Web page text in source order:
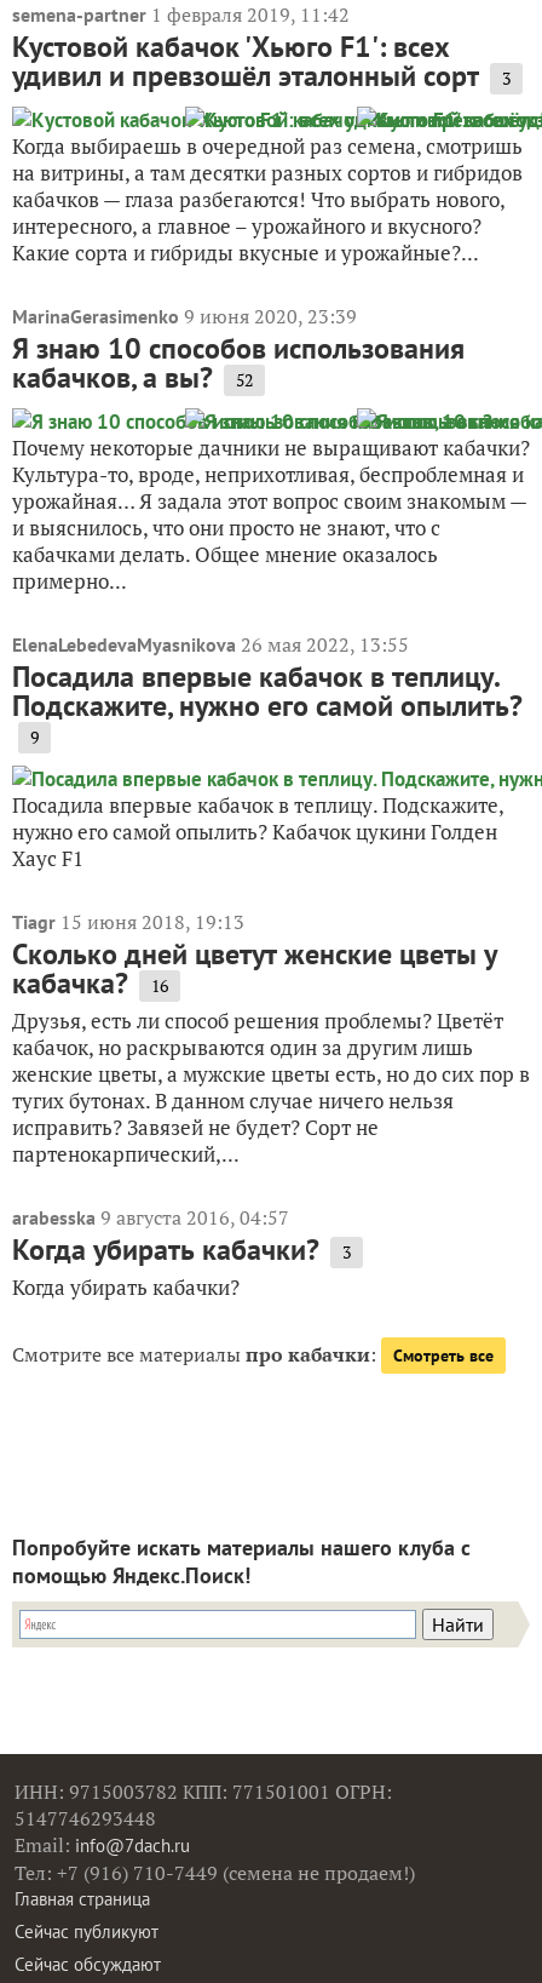
semena-partner 1 февраля 2019, 11:42
Кустовой кабачок 'Хьюго F1': всех
удивил и превзошёл эталонный сорт 3
Когда выбираешь в очередной раз семена, смотришь
на витрины, а там десятки разных сортов и гибридов
кабачков — глаза разбегаются! Что выбрать нового,
интересного, а главное – урожайного и вкусного?
Какие сорта и гибриды вкусные и урожайные?...
MarinaGerasimenko 9 июня 2020, 23:39
Я знаю 10 способов использования
кабачков, а вы? 52
Почему некоторые дачники не выращивают кабачки?
Культура-то, вроде, неприхотливая, беспроблемная и
урожайная… Я задала этот вопрос своим знакомым —
и выяснилось, что они просто не знают, что с
кабачками делать. Общее мнение оказалось
примерно...
ElenaLebedevaMyasnikova 26 мая 2022, 13:55
Посадила впервые кабачок в теплицу.
Подскажите, нужно его самой опылить?
9
Посадила впервые кабачок в теплицу. Подскажите,
нужно его самой опылить? Кабачок цукини Голден
Хаус F1
Tiagr 15 июня 2018, 19:13
Сколько дней цветут женские цветы у
кабачка? 16
Друзья, есть ли способ решения проблемы? Цветёт
кабачок, но раскрываются один за другим лишь
женские цветы, а мужские цветы есть, но до сих пор в
тугих бутонах. В данном случае ничего нельзя
исправить? Завязей не будет? Сорт не
партенокарпический,...
arabesska 9 августа 2016, 04:57
Когда убирать кабачки? 3
Когда убирать кабачки?
Смотрите все материалыпро кабачки: Смотреть все
Попробуйте искать материалы нашего клуба с
помощью Яндекс.Поиск!
ИНН: 9715003782 КПП: 771501001 ОГРН:
5147746293448
Email: info@7dach.ru
Тел: +7 (916) 710-7449 (семена не продаем!)
Главная страница
Сейчас публикуют
Сейчас обсуждают